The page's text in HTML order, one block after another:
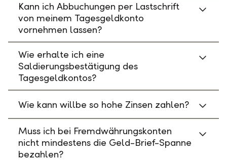
Kann ich Abbuchungen per Lastschrift
von meinem Tagesgeldkonto
vornehmen lassen?
Wie erhalte ich eine
Saldierungsbestätigung des
Tagesgeldkontos?
Wie kann willbe so hohe Zinsen zahlen?
Muss ich bei Fremdwährungskonten
nicht mindestens die Geld-Brief-Spanne
bezahlen?